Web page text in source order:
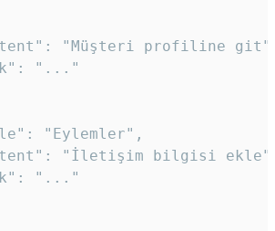
"Müşteri profiline
"..."
"Eylemler",
"İletişim bilgisi
"..."